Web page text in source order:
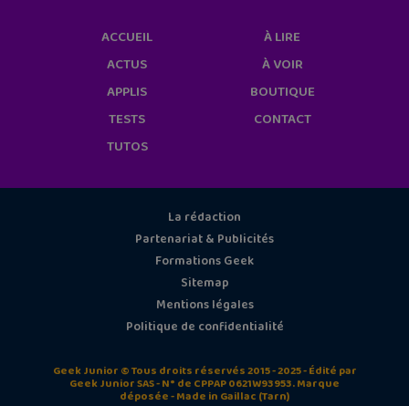
ACCUEIL
ACTUS
APPLIS
TESTS
TUTOS
À LIRE
À VOIR
BOUTIQUE
CONTACT
La rédaction
Partenariat & Publicités
Formations Geek
Sitemap
Mentions légales
Politique de confidentialité
Geek Junior © Tous droits réservés 2015 - 2025 - Édité par
Geek Junior SAS - N° de CPPAP 0621W93953. Marque
déposée - Made in Gaillac (Tarn)